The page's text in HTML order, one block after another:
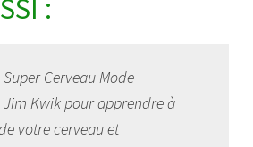
:
Cerveau Mode
Jim Kwik pour apprendre à
votre cerveau et